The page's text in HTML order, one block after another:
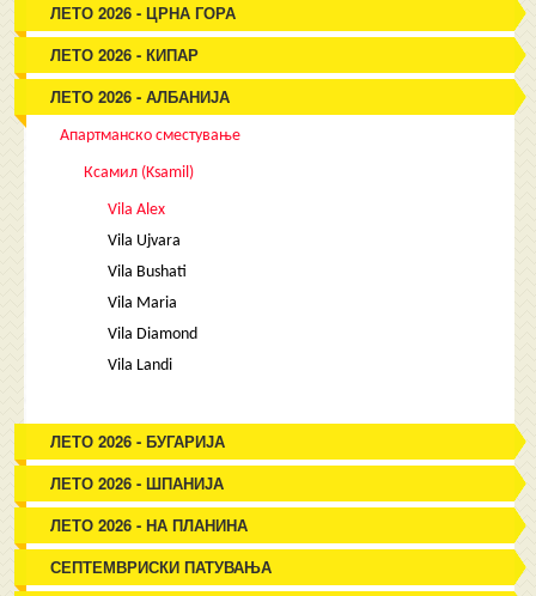
ЛЕТО 2026 - ЦРНА ГОРА
ЛЕТО 2026 - КИПАР
ЛЕТО 2026 - АЛБАНИЈА
Апартманско сместување
Ксамил (Ksamil)
Vila Alex
Vila Ujvara
Vila Bushati
Vila Maria
Vila Diamond
Vila Landi
ЛЕТО 2026 - БУГАРИЈА
ЛЕТО 2026 - ШПАНИЈА
ЛЕТО 2026 - НА ПЛАНИНА
СЕПТЕМВРИСКИ ПАТУВАЊА